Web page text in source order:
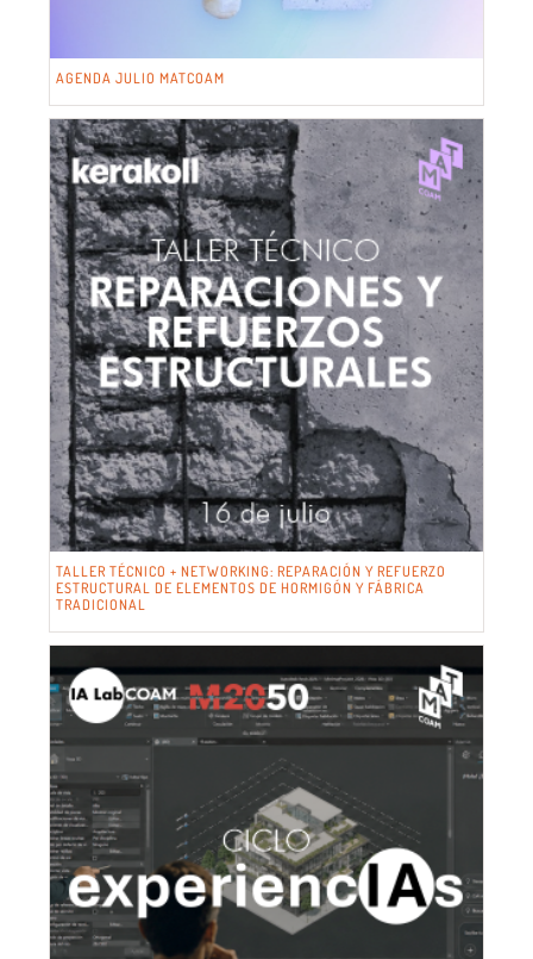
AGENDA JULIO MATCOAM
TALLER TÉCNICO + NETWORKING: REPARACIÓN Y REFUERZO
ESTRUCTURAL DE ELEMENTOS DE HORMIGÓN Y FÁBRICA
TRADICIONAL